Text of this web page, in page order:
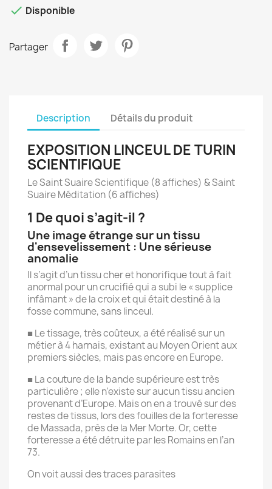
 Disponible
Partager
Description Détails du produit
EXPOSITION LINCEUL DE TURIN
SCIENTIFIQUE
Le Saint Suaire Scientifique (8 affiches) & Saint
Suaire Méditation (6 affiches)
1 De quoi s’agit-il ?
Une image étrange sur un tissu
d'ensevelissement : Une sérieuse
anomalie
Il s’agit d’un tissu cher et honorifique tout à fait
anormal pour un crucifié qui a subi le « supplice
infâmant » de la croix et qui était destiné à la
fosse commune, sans linceul.
■ Le tissage, très coûteux, a été réalisé sur un
métier à 4 harnais, existant au Moyen Orient aux
premiers siècles, mais pas encore en Europe.
■ La couture de la bande supérieure est très
particulière ; elle n’existe sur aucun tissu ancien
provenant d’Europe. Mais on en a trouvé sur des
restes de tissus, lors des fouilles de la forteresse
de Massada, près de la Mer Morte. Or, cette
forteresse a été détruite par les Romains en l’an
73.
On voit aussi des traces parasites